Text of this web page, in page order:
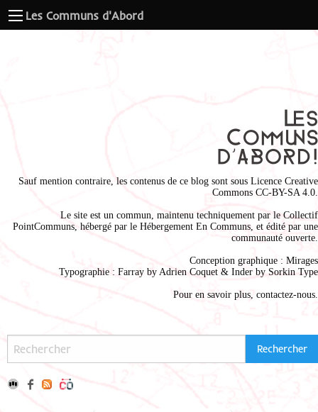
Les Communs d'Abord
Sauf mention contraire, les contenus de ce blog sont sous Licence Creative
Commons CC-BY-SA 4.0
Le site est un commun, maintenu techniquement par le Collectif
PointCommuns , hébergé par le Hébergement En Communs , et édité par une
communauté ouverte.
Conception graphique : Mirages
Typographie : Farray by Adrien Coquet & Inder by Sorkin Type
Pour en savoir plus, contactez-nous